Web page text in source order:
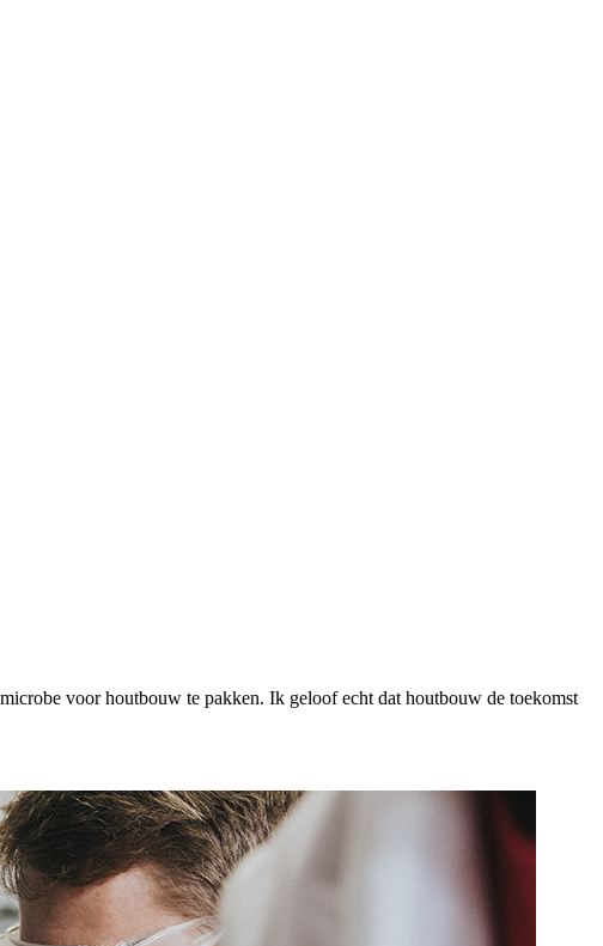
voor houtbouw te pakken. Ik geloof echt dat houtbouw de toekomst